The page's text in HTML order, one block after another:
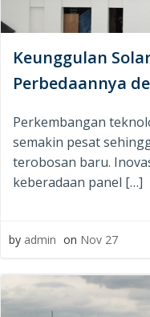
Keunggulan
Perbedaannya
Perkembangan
semakin pesat
terobosan baru.
keberadaan panel […]
by admin on Nov 27